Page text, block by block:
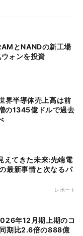
ォンを投資
の1345億ドルで過去
てきた未来:先端電
最新事情と次なるパ
レポート
期比2.6倍の888億